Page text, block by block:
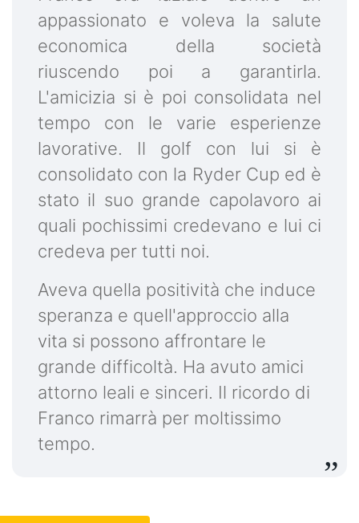
appassionato e voleva la salute
economica della società
riuscendo poi a garantirla.
L'amicizia si è poi consolidata nel
tempo con le varie esperienze
lavorative. Il golf con lui si è
consolidato con la Ryder Cup ed è
stato il suo grande capolavoro ai
quali pochissimi credevano e lui ci
credeva per tutti noi.
Aveva quella positività che induce
speranza e quell'approccio alla
vita si possono affrontare le
grande difficoltà. Ha avuto amici
attorno leali e sinceri. Il ricordo di
Franco rimarrà per moltissimo
tempo.